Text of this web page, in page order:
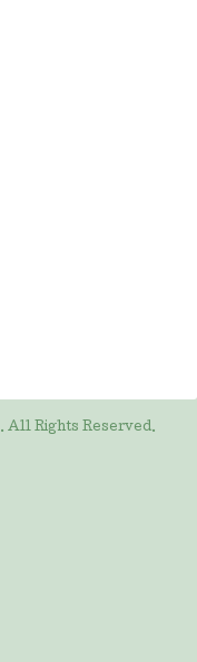
. All Rights Reserved.